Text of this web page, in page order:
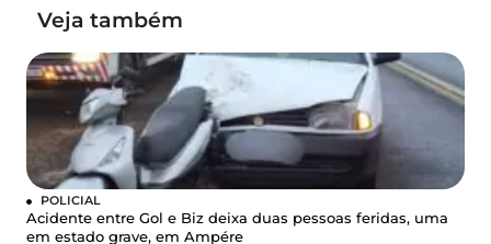
Veja também
POLICIAL
Acidente entre Gol e Biz deixa duas pessoas feridas, uma
em estado grave, em Ampére